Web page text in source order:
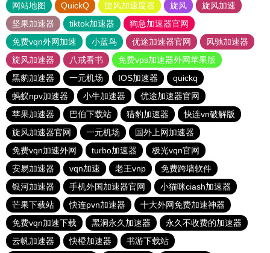
网站地图 QuickQ 旋风加速度器 旋风
旋风加速
坚果加速器
tiktok加速器
狗急加速器官网
免费vqn外网加速
小蓝鸟 优途加速器官网
风驰加速器
旋风加速器
八戒看书
免费vps加速器外网苹果版
黑豹加速器
一元机场 IOS加速器
quickq
蚂蚁npv加速器
小牛加速器
优途加速器官网
苹果加速器
巴伯下载站 猎豹加速器
快连vn破解版
旋风加速器官网
一元机场
国外上网加速器
免费vqn加速外网
turbo加速器
极光vqn官网
安易加速器
vqn加速 老王vnp
免费跨墙软件
银河加速器
手机外国加速器官网
小猫咪ciash加速器
芒果下载站
快连pvn加速器
十大外网免费加速神器
免费vqn加速下载
黑洞永久加速器
永久不收费的加速器
云帆加速器
快橙加速器 书游下载站